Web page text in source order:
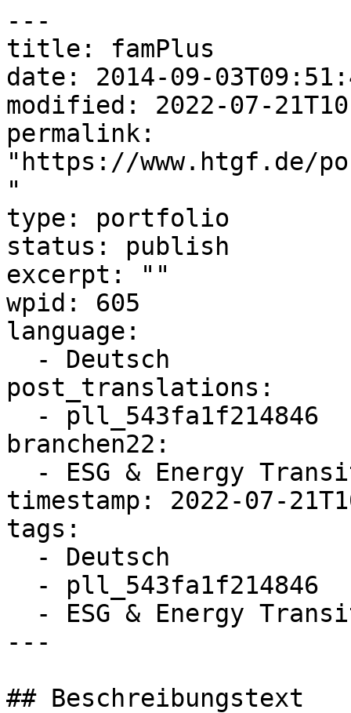
---
title: famPlus
date: 2014-09-
modified: 2022-07-
permalink:
"https://www.htgf.de/
"
type: portfolio
status: publish
excerpt: ""
wpid: 605
language:
post_translations:
branchen22:
timestamp: 2022-07-
tags:
---
## Beschreibungstext